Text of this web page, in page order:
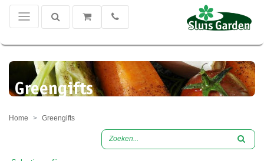
Greengifts
Home Greengifts